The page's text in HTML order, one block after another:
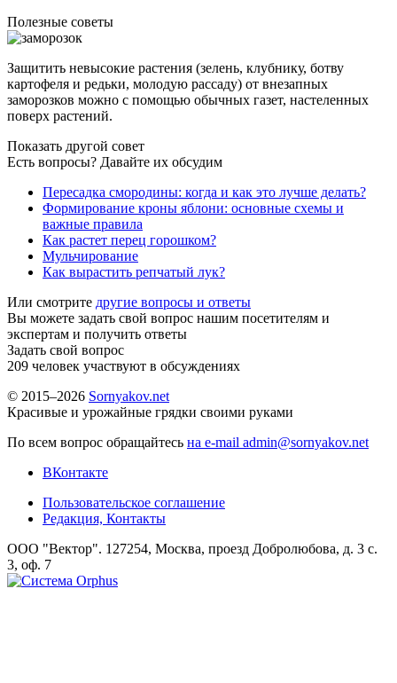
Полезные советы
Защитить невысокие растения (зелень, клубнику, ботву
картофеля и редьки, молодую рассаду) от внезапных
заморозков можно с помощью обычных газет, настеленных
поверх растений.
Показать другой совет
Есть вопросы? Давайте их обсудим
Пересадка смородины: когда и как это лучше делать?
Формирование кроны яблони: основные схемы и
важные правила
Как растет перец горошком?
Мульчирование
Как вырастить репчатый лук?
Или смотрите другие вопросы и ответы
Вы можете задать свой вопрос нашим посетителям и
экспертам и получить ответы
Задать свой вопрос
209 человек участвуют в обсуждениях
© 2015–2026 Sornyakov.net
Красивые и урожайные грядки своими руками
По всем вопрос обращайтесь на e-mail admin@sornyakov.net
ВКонтакте
Пользовательское соглашение
Редакция, Контакты
ООО "Вектор". 127254, Москва, проезд Добролюбова, д. 3 с.
3, оф. 7